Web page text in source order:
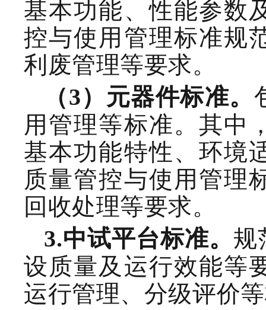
基本功能、性能参数
控与使用管理标准规
利废管理等要求。
（3）元器件标准。
用管理等标准。其中
基本功能特性、环境
质量管控与使用管理
回收处理等要求。
3.中试平台标准。 规
设质量及运行效能等
运行管理、分级评价